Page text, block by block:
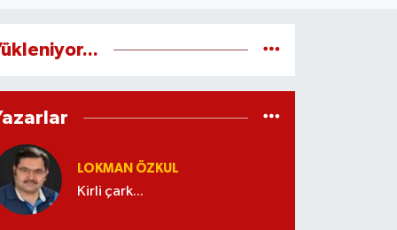
LOKMAN ÖZKUL
Kirli çark...